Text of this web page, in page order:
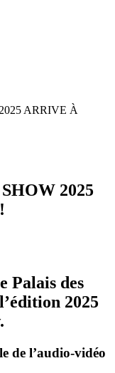
ARRIVE À
2025
Palais des
2025
de l’audio-vidéo